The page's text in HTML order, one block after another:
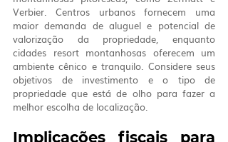
Verbier. Centros urbanos fornecem uma
maior demanda de aluguel e potencial de
valorização da propriedade, enquanto
cidades resort montanhosas oferecem um
ambiente cênico e tranquilo. Considere seus
objetivos de investimento e o tipo de
propriedade que está de olho para fazer a
melhor escolha de localização.
Implicações fiscais para